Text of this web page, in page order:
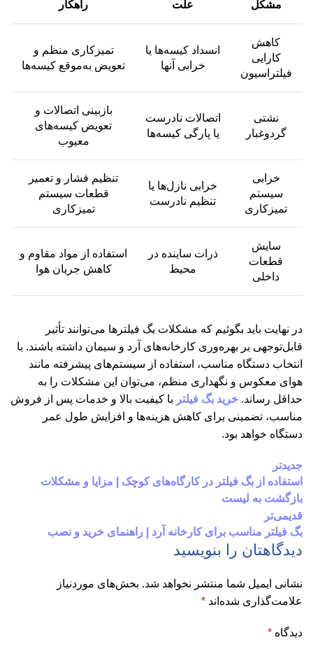
مشکل علت راهکار
کاهش
کارایی
فیلتراسیون
انسداد کیسه‌ها یا
خرابی آنها
تمیزکاری منظم و
تعویض به‌موقع کیسه‌ها
نشتی
گردوغبار
اتصالات نادرست
یا پارگی کیسه‌ها
بازبینی اتصالات و
تعویض کیسه‌های
معیوب
خرابی
سیستم
تمیزکاری
خرابی نازل‌ها یا
تنظیم نادرست
تنظیم فشار و تعمیر
قطعات سیستم
تمیزکاری
سایش
قطعات
داخلی
ذرات ساینده در
محیط
استفاده از مواد مقاوم و
کاهش جریان هوا
در نهایت باید بگوئیم که مشکلات بگ فیلترها می‌توانند تأثیر
قابل‌توجهی بر بهره‌وری کارخانه‌های آرد و سیمان داشته باشند. با
انتخاب دستگاه مناسب، استفاده از سیستم‌های پیشرفته مانند
هوای معکوس و نگهداری منظم، می‌توان این مشکلات را به
حداقل رساند. خرید بگ فیلتر با کیفیت بالا و خدمات پس از فروش
مناسب، تضمینی برای کاهش هزینه‌ها و افزایش طول عمر
دستگاه خواهد بود.
جدیدتر
استفاده از بگ فیلتر در کارگاه‌های کوچک | مزایا و مشکلات
بازگشت به لیست
قدیمی‌تر
بگ فیلتر مناسب برای کارخانه آرد | راهنمای خرید و نصب
دیدگاهتان را بنویسید
نشانی ایمیل شما منتشر نخواهد شد. بخش‌های موردنیاز
علامت‌گذاری شده‌اند *
دیدگاه *